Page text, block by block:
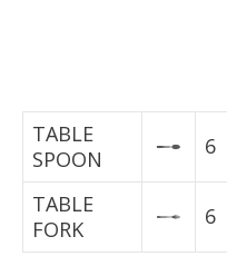
TABLE
SPOON
6
TABLE
FORK
6